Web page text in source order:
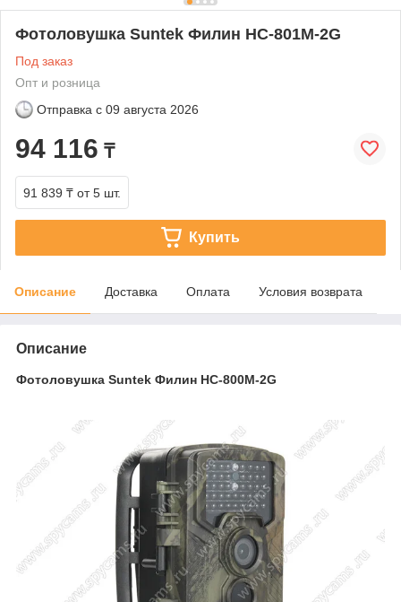
Фотоловушка Suntek Филин HC-801M-2G
Под заказ
Опт и розница
Отправка с 09 августа 2026
94 116 ₸
91 839 ₸ от 5 шт.
Купить
Описание Доставка Оплата Условия возврата
Описание
Фотоловушка Suntek Филин HC-800M-2G